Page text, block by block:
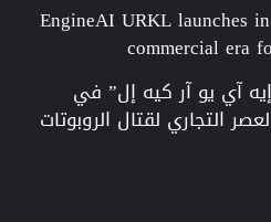
EngineAI URKL launches
commercial era
آي يو آر كيه إل” في
التجاري لقتال الروبوتات